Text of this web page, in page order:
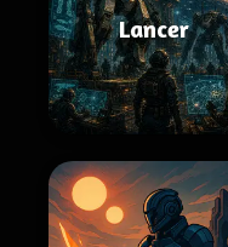
Lancer